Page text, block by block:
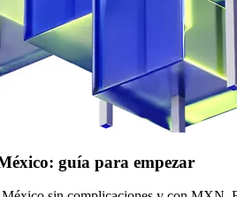
guía para empezar